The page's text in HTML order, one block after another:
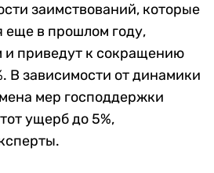
заимствований, которые
еще в прошлом году,
и приведут к сокращению
В зависимости от динамики
мер господдержки
ущерб до 5%,